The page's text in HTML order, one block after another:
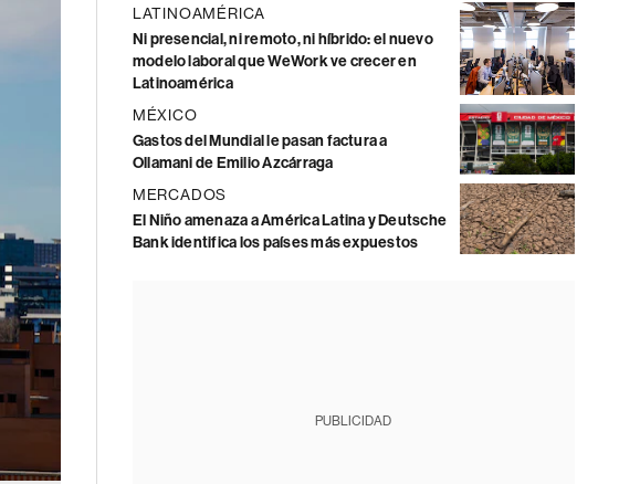
LATINOAMÉRICA
Ni presencial, ni remoto, ni híbrido: el nuevo
modelo laboral que WeWork ve crecer en
Latinoamérica
MÉXICO
Gastos del Mundial le pasan factura a
Ollamani de Emilio Azcárraga
MERCADOS
El Niño amenaza a América Latina y Deutsche
Bank identifica los países más expuestos
PUBLICIDAD